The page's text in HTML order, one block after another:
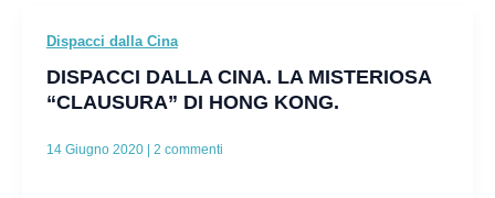
Dispacci dalla Cina
DISPACCI DALLA CINA. LA MISTERIOSA
“CLAUSURA” DI HONG KONG.
14 Giugno 2020 2 commenti